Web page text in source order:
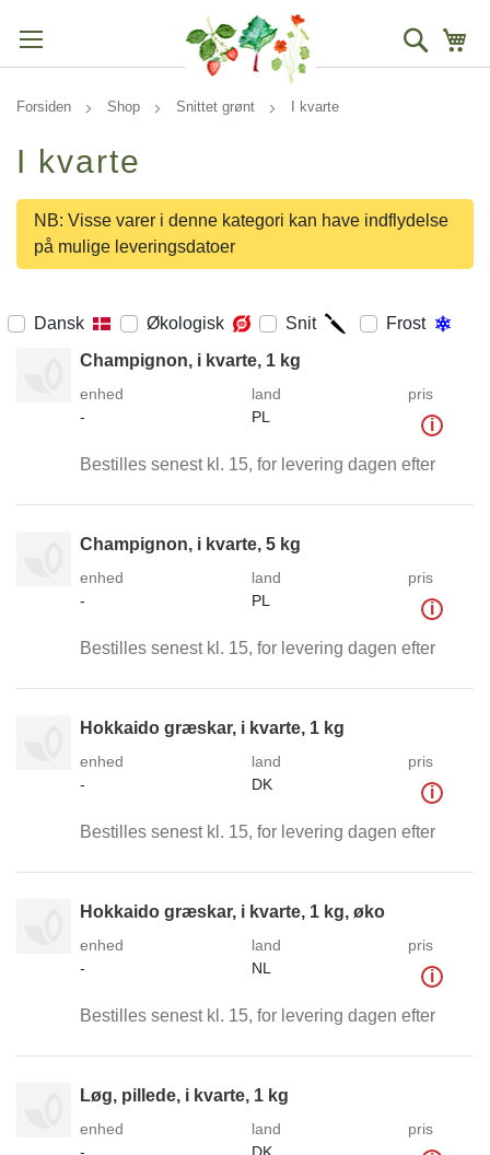
Søg
Forsiden Shop Snittet grønt I kvarte
I kvarte
NB: Visse varer i denne kategori kan have indflydelse
på mulige leveringsdatoer
Dansk Økologisk Snit
Frost
Champignon, i kvarte, 1 kg
enhed
-
land
PL
pris
i
Bestilles senest kl. 15, for levering dagen efter
Champignon, i kvarte, 5 kg
enhed
-
land
PL
pris
i
Bestilles senest kl. 15, for levering dagen efter
Hokkaido græskar, i kvarte, 1 kg
enhed
-
land
DK
pris
i
Bestilles senest kl. 15, for levering dagen efter
Hokkaido græskar, i kvarte, 1 kg, øko
enhed
-
land
NL
pris
i
Bestilles senest kl. 15, for levering dagen efter
Løg, pillede, i kvarte, 1 kg
enhed
land
pris